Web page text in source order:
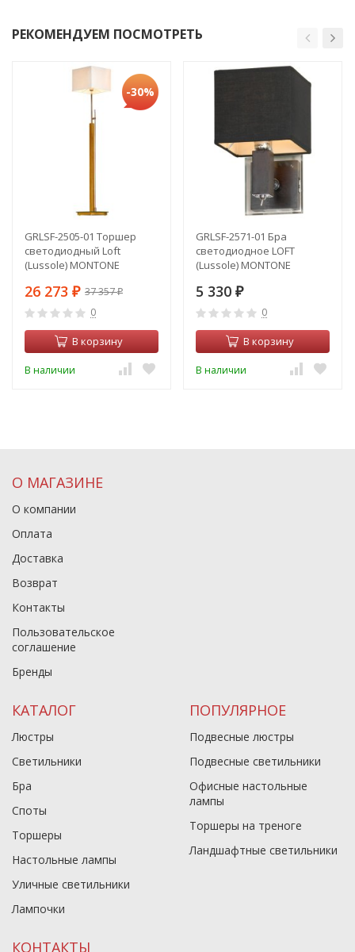
РЕКОМЕНДУЕМ ПОСМОТРЕТЬ
-30%
GRLSF-2505-01 Торшер
светодиодный Loft
(Lussole) MONTONE
26 273 ₽ 37 357₽
0
В корзину
В наличии
GRLSF-2571-01 Бра
светодиодное LOFT
(Lussole) MONTONE
5 330 ₽
0
В корзину
В наличии
О МАГАЗИНЕ
О компании
Оплата
Доставка
Возврат
Контакты
Пользовательское
соглашение
Бренды
КАТАЛОГ
Люстры
Светильники
Бра
Споты
Торшеры
Настольные лампы
Уличные светильники
Лампочки
ПОПУЛЯРНОЕ
Подвесные люстры
Подвесные светильники
Офисные настольные
лампы
Торшеры на треноге
Ландшафтные светильники
КОНТАКТЫ